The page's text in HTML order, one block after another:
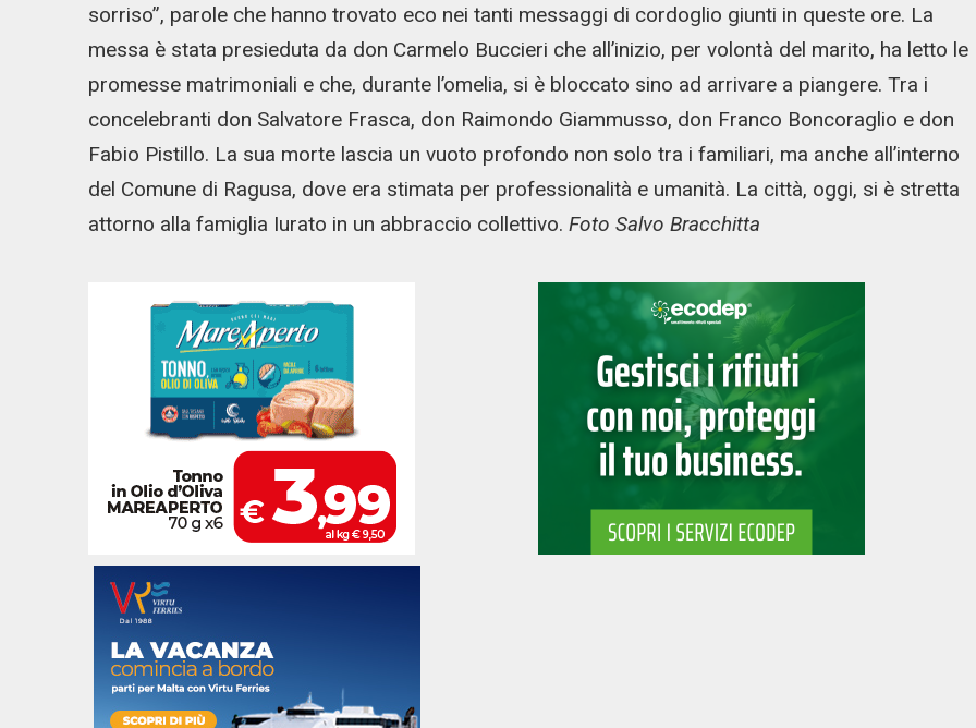
sorriso”, parole che hanno trovato eco nei tanti messaggi di cordoglio giunti in queste ore. La
messa è stata presieduta da don Carmelo Buccieri che all’inizio, per volontà del marito, ha letto le
promesse matrimoniali e che, durante l’omelia, si è bloccato sino ad arrivare a piangere. Tra i
concelebranti don Salvatore Frasca, don Raimondo Giammusso, don Franco Boncoraglio e don
Fabio Pistillo. La sua morte lascia un vuoto profondo non solo tra i familiari, ma anche all’interno
del Comune di Ragusa, dove era stimata per professionalità e umanità. La città, oggi, si è stretta
attorno alla famiglia Iurato in un abbraccio collettivo. Foto Salvo Bracchitta